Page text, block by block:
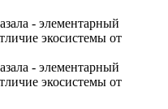
- элементарный
экосистемы от
- элементарный
экосистемы от